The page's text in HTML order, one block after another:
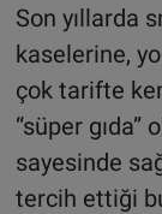
Son yıllarda
kaselerine,
çok tarifte
“süper gıda”
sayesinde
tercih ettiği